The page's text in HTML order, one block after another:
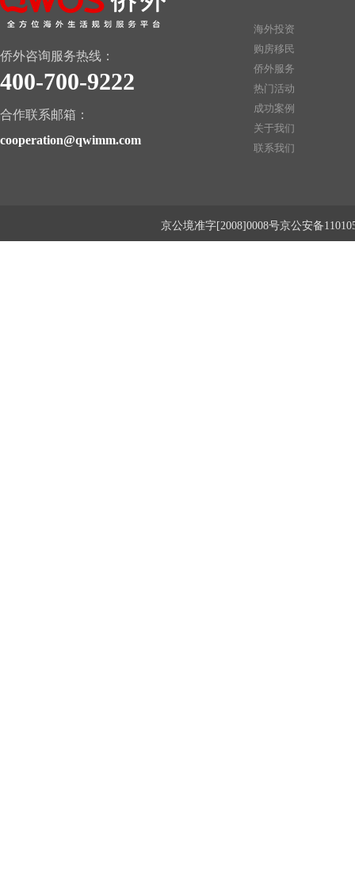
侨外咨询服务热线：
400-700-9222
合作联系邮箱：
cooperation@qwimm.com
海外投资
购房移民
侨外服务
热门活动
成功案例
关于我们
联系我们
京公境准字[2008]0008号京公安备